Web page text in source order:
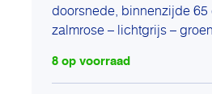
doorsnede, binnenzijde 65
zalmrose – lichtgrijs –
8 op voorraad